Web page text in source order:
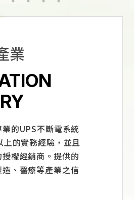
業
的UPS不斷電系統
的實務經驗，並且
權經銷商。提供的
、醫療等產業之信